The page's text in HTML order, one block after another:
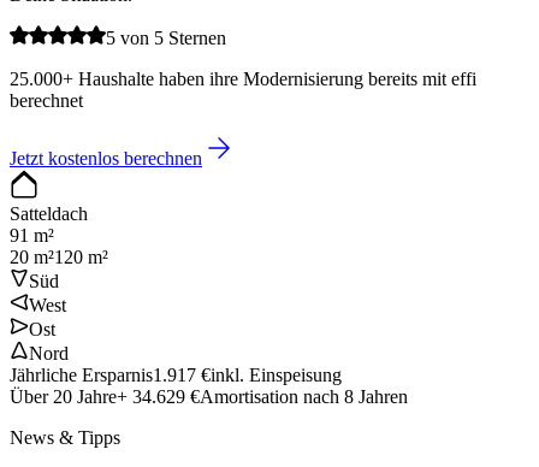
5 von 5 Sternen
25.000+ Haushalte haben ihre Modernisierung bereits mit effi
berechnet
Jetzt kostenlos berechnen
Satteldach
91 m²
20 m²120 m²
Süd
West
Ost
Nord
Jährliche Ersparnis1.917 €inkl. Einspeisung
Über 20 Jahre+ 34.629 €Amortisation nach 8 Jahren
News & Tipps